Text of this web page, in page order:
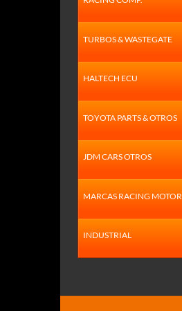
TURBOS & WASTEGATE
HALTECH ECU
TOYOTA PARTS & OTROS
JDM CARS OTROS
MARCAS RACING MOTOR
INDUSTRIAL